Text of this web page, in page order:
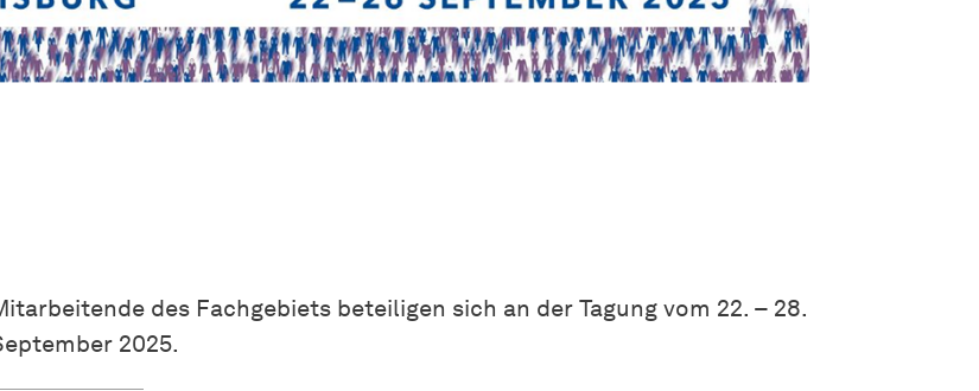
des Fachgebiets beteiligen sich an der Tagung vom 22. – 28.
2025.